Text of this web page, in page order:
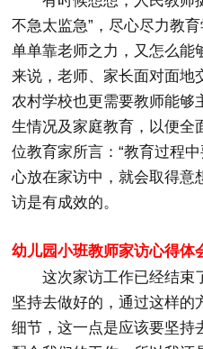
不急太监急”，尽心尽力教
单单靠老师之力，又怎么能
来说，老师、家长面对面地
农村学校也更需要教师能够
生情况及家庭教育，以便全
位教育家所言：“教育过程
心放在家访中，就会取得意
访是有成效的。
幼儿园小班教师家访心得体
这次家访工作已经结束
坚持去做好的，通过这样的
细节，这一点是应该要坚持